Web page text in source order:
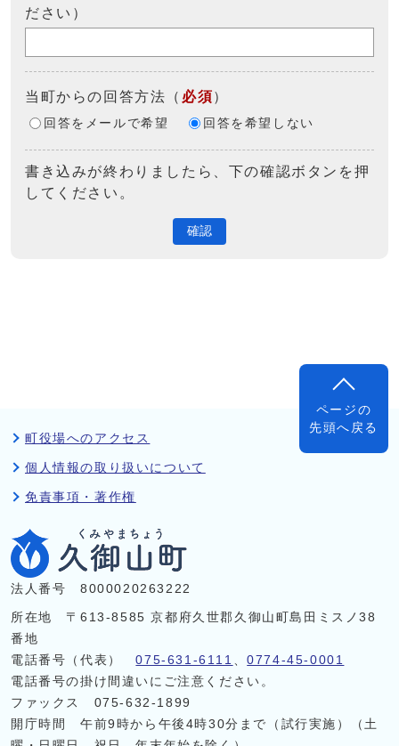
ださい）
当町からの回答方法 （ 必須）
回答をメールで希望 回答を希望しない
書き込みが終わりましたら、下の確認ボタンを押
してください。
確認
ページの
先頭へ戻る
町役場へのアクセス
個人情報の取り扱いについて
免責事項・著作権
法人番号 8000020263222
所在地 〒613-8585 京都府久世郡久御山町島田ミスノ38
番地
電話番号（代表）075-631-6111 、0774-45-0001
電話番号の掛け間違いにご注意ください。
ファックス 075-632-1899
開庁時間 午前9時から午後4時30分まで（試行実施）（土